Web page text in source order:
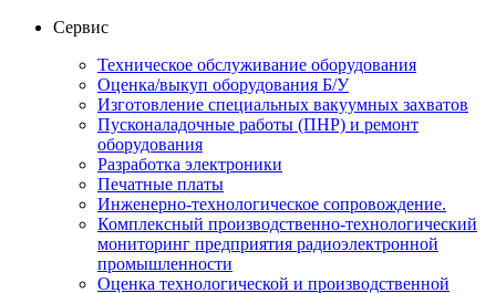
Сервис
Техническое обслуживание оборудования
Оценка/выкуп оборудования Б/У
Изготовление специальных вакуумных захватов
Пусконаладочные работы (ПНР) и ремонт
оборудования
Разработка электроники
Печатные платы
Инженерно-технологическое сопровождение.
Комплексный производственно-технологический
мониторинг предприятия радиоэлектронной
промышленности
Оценка технологической и производственной